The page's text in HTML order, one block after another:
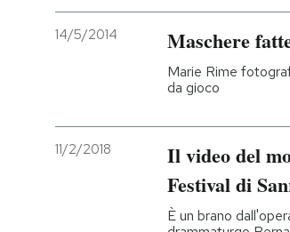
14/5/2014 Maschere
Marie Rime
da gioco
11/2/2018
Il video del
Festival di
È un brano